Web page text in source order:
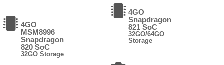
4GO
MSM8996
Snapdragon
820 SoC
32GO Storage
4GO
Snapdragon
821 SoC
32GO/64GO
Storage